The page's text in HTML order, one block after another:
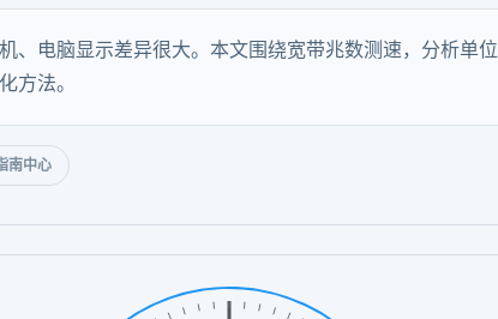
、电脑显示差异很大。本文围绕宽带兆数测速，分析单
方法。
南中心